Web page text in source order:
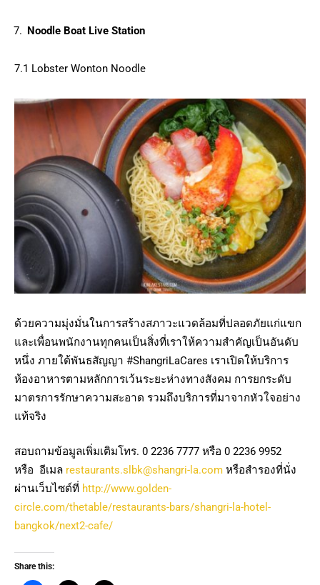
Noodle Boat Live Station
7.1 Lobster Wonton Noodle
ด้วยความมุ่งมั่นในการสร้างสภาวะแวดล้อมที่ปลอดภัยแก่แขก
และเพื่อนพนักงานทุกคนเป็นสิ่งที่เราให้ความสำคัญเป็นอันดับ
หนึ่ง ภายใต้พันธสัญญา #ShangriLaCares เราเปิดให้บริการ
ห้องอาหารตามหลักการเว้นระยะห่างทางสังคม การยกระดับ
มาตรการรักษาความสะอาด รวมถึงบริการที่มาจากหัวใจอย่าง
แท้จริง
สอบถามข้อมูลเพิ่มเติมโทร. 0 2236 7777 หรือ 0 2236 9952
หรือ อีเมล restaurants.slbk@shangri-la.com หรือสำรองที่นั่ง
ผ่านเว็บไซต์ที่ http://www.golden-
circle.com/thetable/restaurants-bars/shangri-la-hotel-
bangkok/next2-cafe/
Share this: